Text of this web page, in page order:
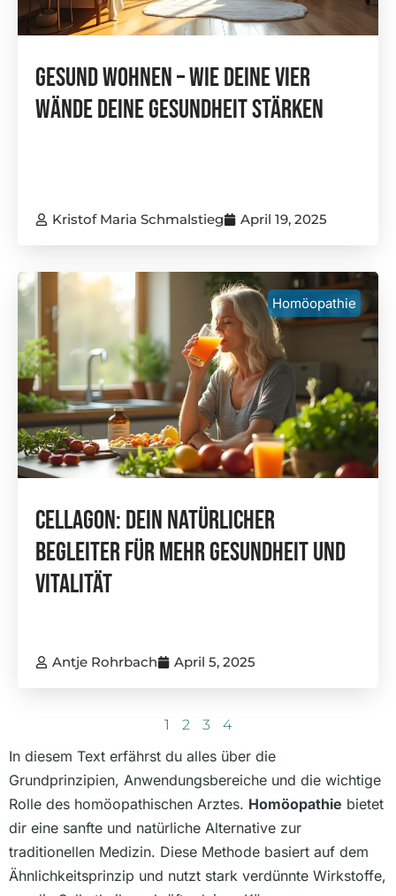
Gesund Wohnen – Wie Deine Vier
Wände Deine Gesundheit Stärken
Kristof Maria Schmalstieg April 19, 2025
Homöopathie
Cellagon: Dein Natürlicher
Begleiter Für Mehr Gesundheit Und
Vitalität
Antje Rohrbach April 5, 2025
1 2 3 4
In diesem Text erfährst du alles über die
Grundprinzipien, Anwendungsbereiche und die wichtige
Rolle des homöopathischen Arztes. Homöopathie bietet
dir eine sanfte und natürliche Alternative zur
traditionellen Medizin. Diese Methode basiert auf dem
Ähnlichkeitsprinzip und nutzt stark verdünnte Wirkstoffe,